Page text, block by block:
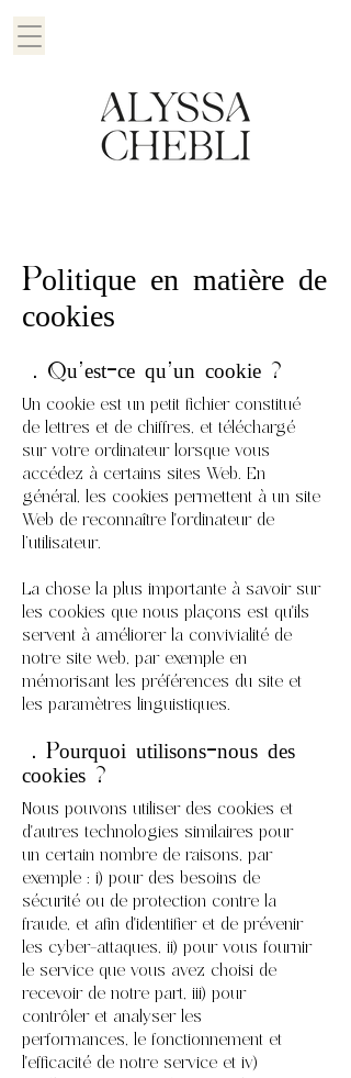
Politique en matière de
cookies
1. Qu'est-ce qu'un cookie ?
Un cookie est un petit fichier constitué
de lettres et de chiffres, et téléchargé
sur votre ordinateur lorsque vous
accédez à certains sites Web. En
général, les cookies permettent à un site
Web de reconnaître l'ordinateur de
l’utilisateur.
La chose la plus importante à savoir sur
les cookies que nous plaçons est qu'ils
servent à améliorer la convivialité de
notre site web, par exemple en
mémorisant les préférences du site et
les paramètres linguistiques.
2. Pourquoi utilisons-nous des
cookies ?
Nous pouvons utiliser des cookies et
d'autres technologies similaires pour
un certain nombre de raisons, par
exemple : i) pour des besoins de
sécurité ou de protection contre la
fraude, et afin d'identifier et de prévenir
les cyber-attaques, ii) pour vous fournir
le service que vous avez choisi de
recevoir de notre part, iii) pour
contrôler et analyser les
performances, le fonctionnement et
l'efficacité de notre service et iv)